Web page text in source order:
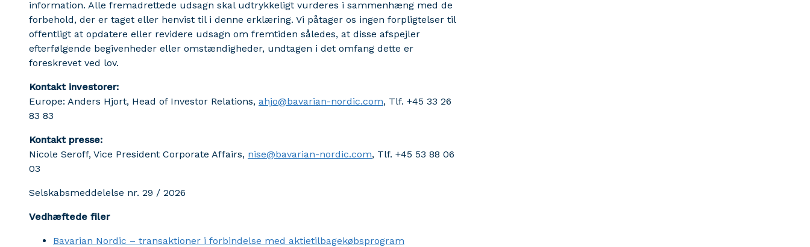
information. Alle fremadrettede udsagn skal udtrykkeligt vurderes i sammenhæng med de
forbehold, der er taget eller henvist til i denne erklæring. Vi påtager os ingen forpligtelser til
offentligt at opdatere eller revidere udsagn om fremtiden således, at disse afspejler
efterfølgende begivenheder eller omstændigheder, undtagen i det omfang dette er
foreskrevet ved lov.
Kontakt investorer:
Europe: Anders Hjort, Head of Investor Relations, ahjo@bavarian-nordic.com, Tlf. +45 33 26
83 83
Kontakt presse:
Nicole Seroff, Vice President Corporate Affairs, nise@bavarian-nordic.com, Tlf. +45 53 88 06
03
Selskabsmeddelelse nr. 29 / 2026
Vedhæftede filer
Bavarian Nordic – transaktioner i forbindelse med aktietilbagekøbsprogram